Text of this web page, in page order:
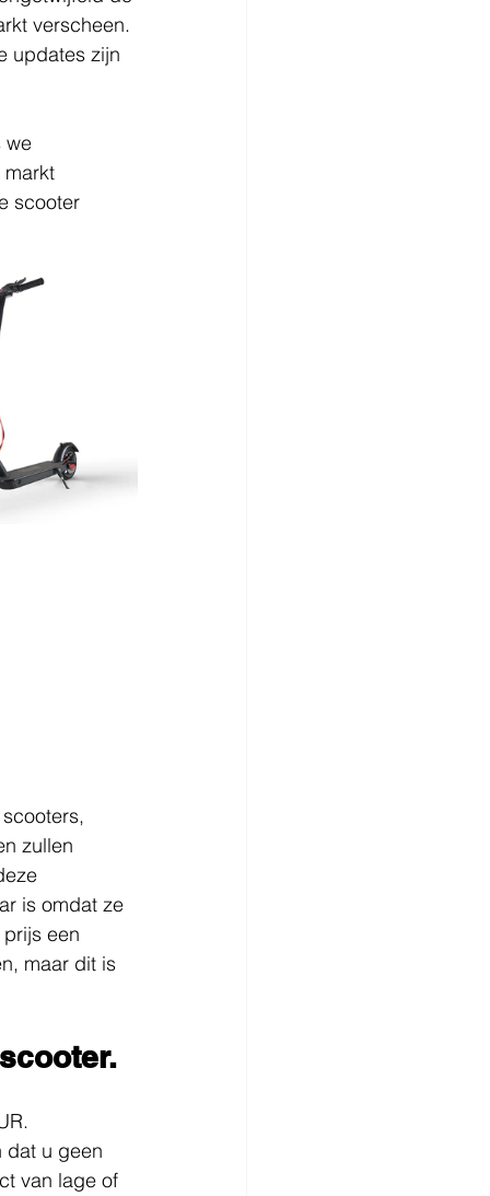
verscheen.
updates zijn
we
scooter
zullen
is omdat ze
een
maar dit is
dat u geen
van lage of